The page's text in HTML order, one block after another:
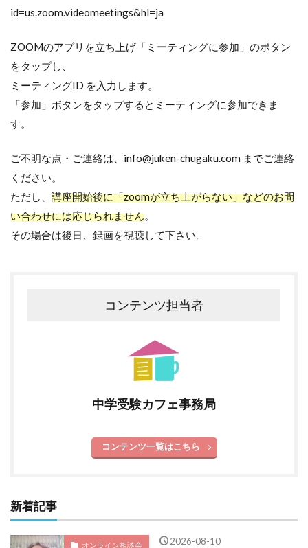
id=us.zoom.videomeetings&hl=ja
ZOOMのアプリを立ち上げ「ミーティングに参加」のボタン
をタップし、
ミーティングID を入力します。
「参加」ボタンをタップするとミーティングに参加できま
す。
ご不明な点・ご連絡は、info@juken-chugaku.com までご連絡
ください。
ただし、 講座開始後に「zoomが立ち上がらない」などのお問
い合わせには応じられません。
その場合は後日、録画を視聴して下さい。
コンテンツ担当者
中学受験カフェ事務局
コンテンツ一覧はこちら
新着記事
オンライン相談会 2026-08-10